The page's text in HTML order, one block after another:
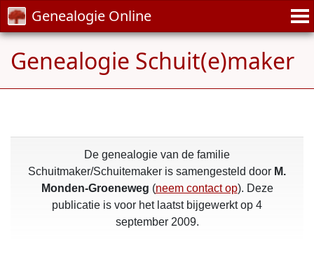
Genealogie Online
Genealogie Schuit(e)maker
De genealogie van de familie
Schuitmaker/Schuitemaker is samengesteld door M.
Monden-Groeneweg (neem contact op). Deze
publicatie is voor het laatst bijgewerkt op 4
september 2009.